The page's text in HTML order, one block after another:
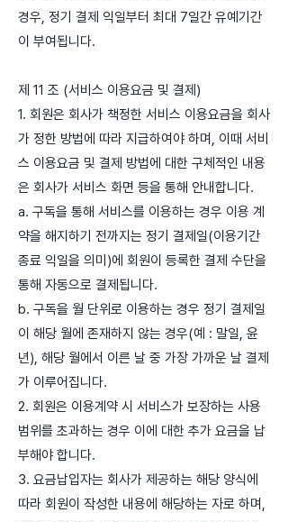
경우, 정기 결제 익일부터 최대 7일간 유예기간
이 부여됩니다.
제 11 조 (서비스 이용요금 및 결제)
1. 회원은 회사가 책정한 서비스 이용요금을 회사
가 정한 방법에 따라 지급하여야 하며, 이때 서비
스 이용요금 및 결제 방법에 대한 구체적인 내용
은 회사가 서비스 화면 등을 통해 안내합니다.
a. 구독을 통해 서비스를 이용하는 경우 이용 계
약을 해지하기 전까지는 정기 결제일(이용기간
종료 익일을 의미)에 회원이 등록한 결제 수단을
통해 자동으로 결제됩니다.
b. 구독을 월 단위로 이용하는 경우 정기 결제일
이 해당 월에 존재하지 않는 경우(예 : 말일, 윤
년), 해당 월에서 이른 날 중 가장 가까운 날 결제
가 이루어집니다.
2. 회원은 이용계약 시 서비스가 보장하는 사용
범위를 초과하는 경우 이에 대한 추가 요금을 납
부해야 합니다.
3. 요금납입자는 회사가 제공하는 해당 양식에
따라 회원이 작성한 내용에 해당하는 자로 하며,